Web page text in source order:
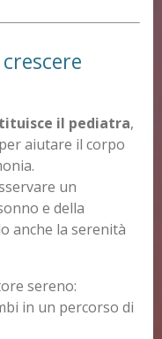
il pediatra,
aiutare il corpo
un
e della
anche la serenità
sereno:
in un percorso di